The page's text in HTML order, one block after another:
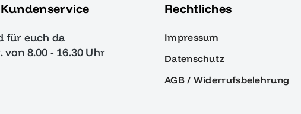
für euch da
von 8.00 - 16.30 Uhr
Rechtliches
Impressum
Datenschutz
AGB / Widerrufsbelehrung